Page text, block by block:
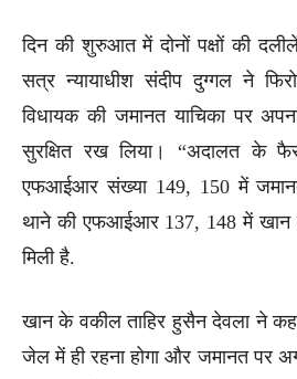
दिन की शुरुआत में दोनों पक्षों की
सत्र न्यायाधीश संदीप दुग्गल ने
विधायक की जमानत याचिका पर
सुरक्षित रख लिया। “अदालत के
एफआईआर संख्या 149, 150 में
थाने की एफआईआर 137, 148 में खान
मिली है.
खान के वकील ताहिर हुसैन देवला ने
जेल में ही रहना होगा और जमानत पर